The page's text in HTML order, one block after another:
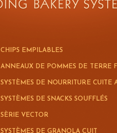
CHIPS EMPILABLES
ANNEAUX DE POMMES DE TERRE
SYSTÈMES DE NOURRITURE
SYSTÈMES DE SNACKS SOUFFLÉS
SÈRIE VECTOR
SYSTÈMES DE GRANOLA CUIT